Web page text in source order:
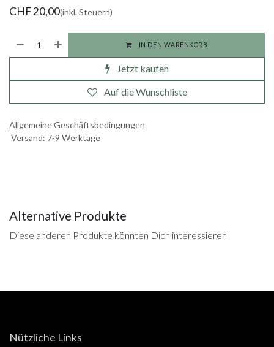
CHF20,00(inkl. Steuern)
IN DEN WARENKORB
Jetzt kaufen
Auf die Wunschliste
Allgemeine Geschäftsbedingungen
Versand: 7-9 Werktage
Alternative Produkte
Diese anderen Produkte könnten Dich interessieren
Nützliche Links